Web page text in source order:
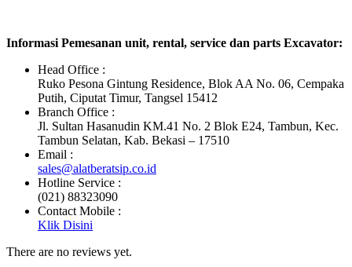
Informasi Pemesanan unit, rental, service dan parts Excavator:
Head Office :
Ruko Pesona Gintung Residence, Blok AA No. 06, Cempaka
Putih, Ciputat Timur, Tangsel 15412
Branch Office :
Jl. Sultan Hasanudin KM.41 No. 2 Blok E24, Tambun, Kec.
Tambun Selatan, Kab. Bekasi – 17510
Email :
sales@alatberatsip.co.id
Hotline Service :
(021) 88323090
Contact Mobile :
Klik Disini
There are no reviews yet.